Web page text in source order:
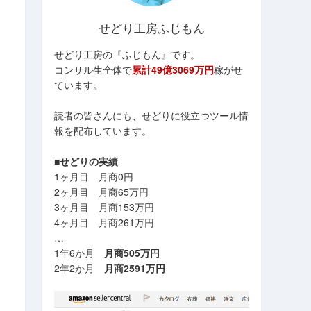
せどり工房ふじもん
せどり工房の『ふじもん』です。
コンサル生全体で累計49億3069万円稼がせ
ています。
読者の皆さんにも、せどりに役立つツール情
報を配布しています。
■せどりの実績
1ヶ月目 月商0円
2ヶ月目 月商65万円
3ヶ月目 月商153万円
4ヶ月目 月商261万円
…
1年6か月 月商505万円
2年2か月 月商2591万円